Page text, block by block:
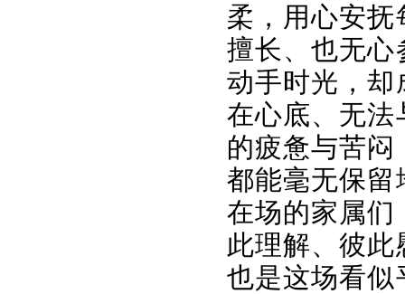
柔，用心安
擅长、也无心
动手时光，却
在心底、无法
的疲惫与苦
都能毫无保留
在场的家属们
此理解、彼
也是这场看似